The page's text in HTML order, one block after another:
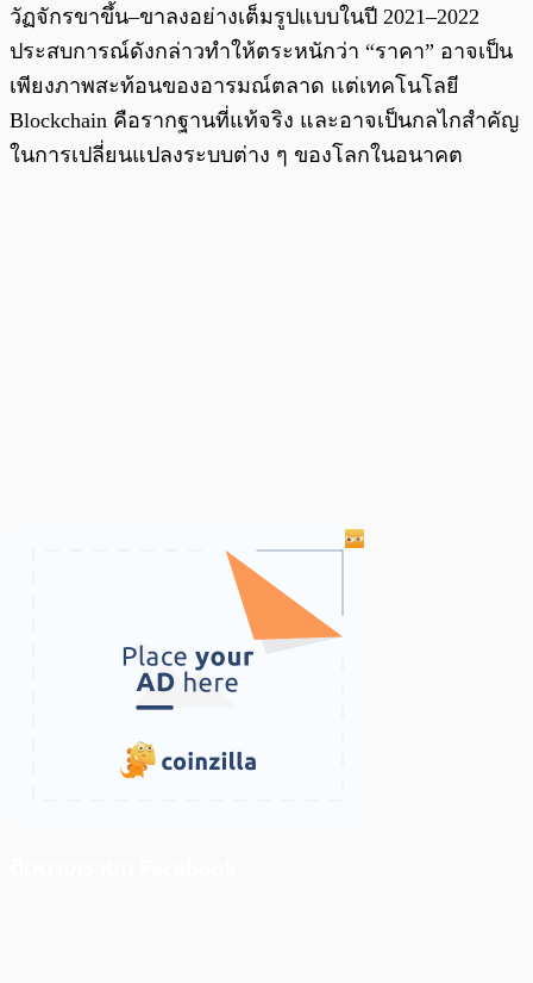
วัฏจักรขาขึ้น–ขาลงอย่างเต็มรูปแบบในปี 2021–2022
ประสบการณ์ดังกล่าวทำให้ตระหนักว่า “ราคา” อาจเป็น
เพียงภาพสะท้อนของอารมณ์ตลาด แต่เทคโนโลยี
Blockchain คือรากฐานที่แท้จริง และอาจเป็นกลไกสำคัญ
ในการเปลี่ยนแปลงระบบต่าง ๆ ของโลกในอนาคต